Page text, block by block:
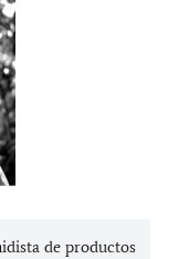
de productos